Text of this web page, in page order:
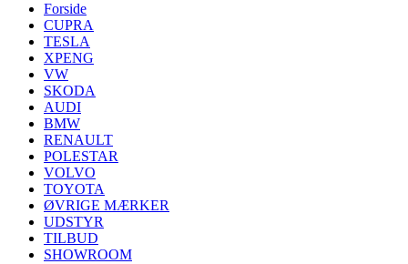
Forside
CUPRA
TESLA
XPENG
VW
SKODA
AUDI
BMW
RENAULT
POLESTAR
VOLVO
TOYOTA
ØVRIGE MÆRKER
UDSTYR
TILBUD
SHOWROOM